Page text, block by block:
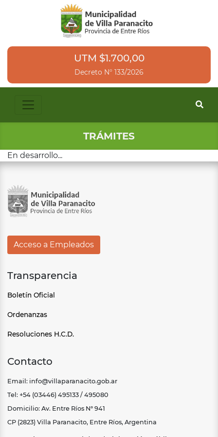
UTM $1.700,00
Decreto N° 133/2026
TRÁMITES
En desarrollo...
Acceso a Empleados
Transparencia
Boletín Oficial
Ordenanzas
Resoluciones H.C.D.
Contacto
Email: info@villaparanacito.gob.ar
Tel: +54 (03446) 495133 / 495080
Domicilio: Av. Entre Ríos N° 941
CP (2823) Villa Paranacito, Entre Ríos, Argentina